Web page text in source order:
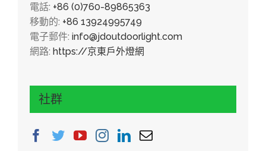
電話: +86 (0)760-89865363
移動的: +86 13924995749
電子郵件: info@jdoutdoorlight.com
網路: https://京東戶外燈網
社群